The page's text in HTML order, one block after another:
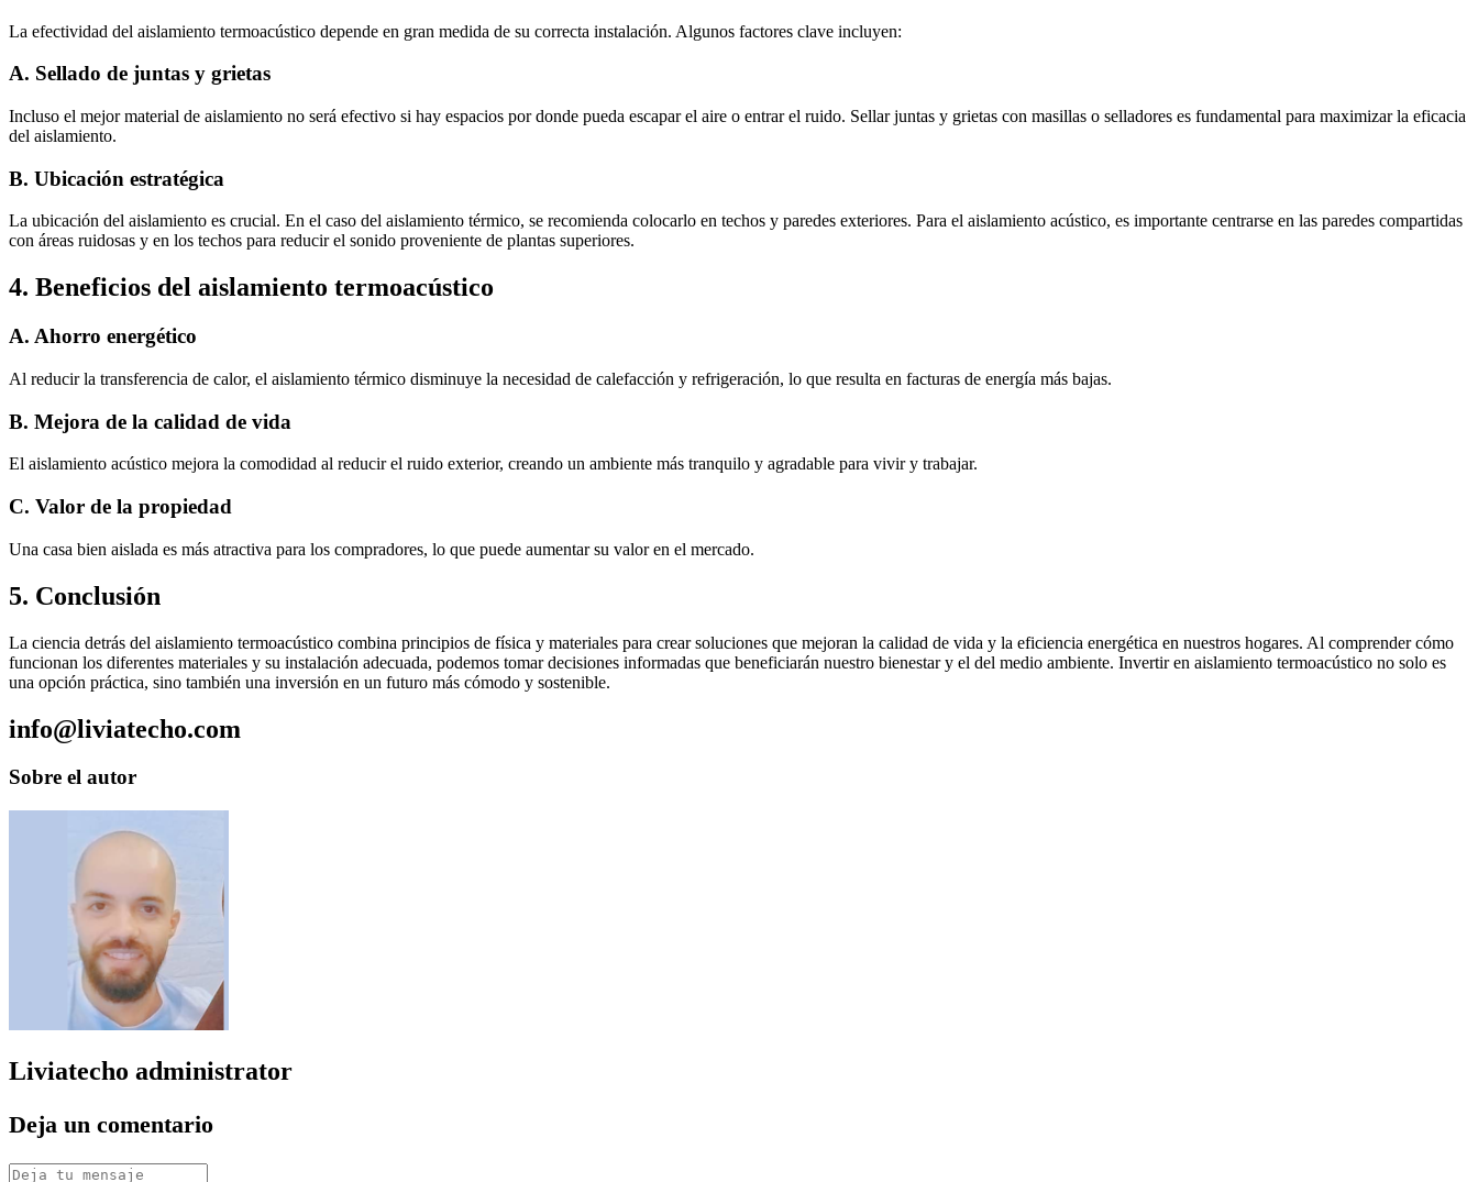
La efectividad del aislamiento termoacústico depende en gran medida de su correcta instalación. Algunos factores clave incluyen:
A. Sellado de juntas y grietas
Incluso el mejor material de aislamiento no será efectivo si hay espacios por donde pueda escapar el aire o entrar el ruido. Sellar juntas y grietas con masillas o selladores es fundamental para maximizar la eficacia
del aislamiento.
B. Ubicación estratégica
La ubicación del aislamiento es crucial. En el caso del aislamiento térmico, se recomienda colocarlo en techos y paredes exteriores. Para el aislamiento acústico, es importante centrarse en las paredes compartidas
con áreas ruidosas y en los techos para reducir el sonido proveniente de plantas superiores.
4. Beneficios del aislamiento termoacústico
A. Ahorro energético
Al reducir la transferencia de calor, el aislamiento térmico disminuye la necesidad de calefacción y refrigeración, lo que resulta en facturas de energía más bajas.
B. Mejora de la calidad de vida
El aislamiento acústico mejora la comodidad al reducir el ruido exterior, creando un ambiente más tranquilo y agradable para vivir y trabajar.
C. Valor de la propiedad
Una casa bien aislada es más atractiva para los compradores, lo que puede aumentar su valor en el mercado.
5. Conclusión
La ciencia detrás del aislamiento termoacústico combina principios de física y materiales para crear soluciones que mejoran la calidad de vida y la eficiencia energética en nuestros hogares. Al comprender cómo
funcionan los diferentes materiales y su instalación adecuada, podemos tomar decisiones informadas que beneficiarán nuestro bienestar y el del medio ambiente. Invertir en aislamiento termoacústico no solo es
una opción práctica, sino también una inversión en un futuro más cómodo y sostenible.
info@liviatecho.com
Sobre el autor
Liviatecho administrator
Deja un comentario